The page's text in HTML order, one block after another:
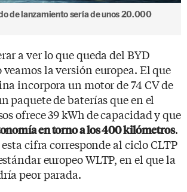
de lanzamiento sería de unos 20.000
a ver lo que queda del BYD
la versión europea. El que
incorpora un motor de 74 CV de
paquete de baterías que en el
ofrece 39 kWh de capacidad y que
en torno a los 400 kilómetros.
cifra corresponde al ciclo CLTP
europeo WLTP, en el que la
peor parada.